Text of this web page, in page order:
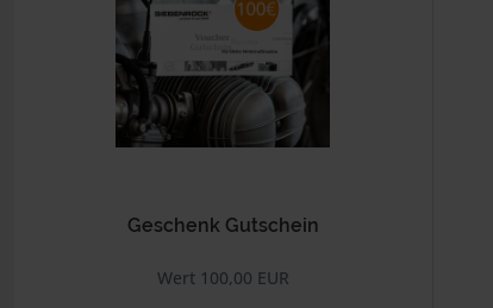
Geschenk Gutschein
Wert 100,00 EUR